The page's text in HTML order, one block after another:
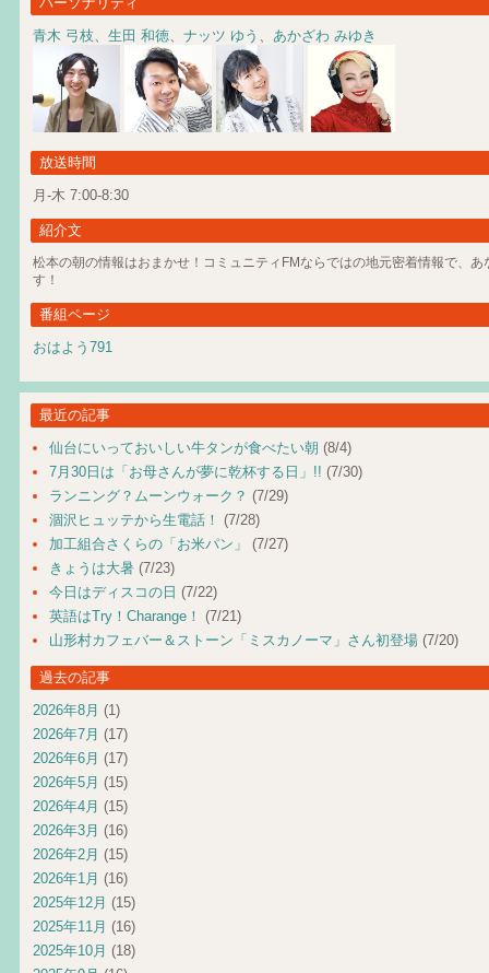
青木 弓枝、 生田 和徳、 ナッツ ゆう 、 あかざわ みゆき
放送時間
月-木 7:00-8:30
紹介文
松本の朝の情報はおまかせ！コミュニティFMならではの地元密着情報で、あ
す！
番組ページ
おはよう791
最近の記事
仙台にいっておいしい牛タンが食べたい朝 (8/4)
7月30日は「お母さんが夢に乾杯する日」!! (7/30)
ランニング？ムーンウォーク？ (7/29)
涸沢ヒュッテから生電話！ (7/28)
加工組合さくらの「お米パン」
(7/27)
きょうは大暑 (7/23)
今日はディスコの日 (7/22)
英語はTry！Charange！ (7/21)
山形村カフェバー＆ストーン「ミスカノーマ」さん初登場 (7/20)
過去の記事
2026年8月 (1)
2026年7月 (17)
2026年6月 (17)
2026年5月 (15)
2026年4月 (15)
2026年3月 (16)
2026年2月 (15)
2026年1月 (16)
2025年12月 (15)
2025年11月 (16)
2025年10月 (18)